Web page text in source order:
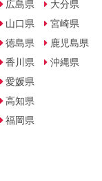
広島県
山口県
徳島県
香川県
愛媛県
高知県
福岡県
大分県
宮崎県
鹿児島県
沖縄県